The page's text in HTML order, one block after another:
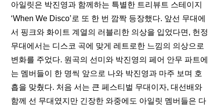
아일릿은 박진영과 함께하는 특별한 트리뷰트 스테이지
‘When We Disco’로 또 한 번 깜짝 등장했다. 앞선 무대에
서 핑크와 화이트 계열의 러블리한 의상을 입었다면, 헌정
무대에서는 디스코 곡에 맞게 레트로한 느낌의 의상으로
변화를 주었다. 원곡의 선미와 박진영의 페어 안무 파트에
는 멤버들이 한 명씩 앞으로 나와 박진영과 마주 보며 호
흡을 맞췄다. 처음 서는 큰 페스티벌 무대이자, 대선배와
함께 선 무대였지만 긴장한 와중에도 아일릿 멤버들은 다